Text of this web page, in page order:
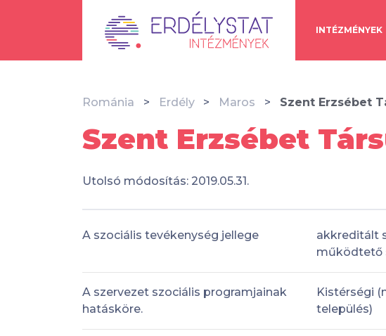
INTÉZMÉNYEK
Románia Erdély Maros Szent Erzsébet
Szent Erzsébet
Utolsó módosítás: 2019.05.31.
A szociális tevékenység jellege
akkreditált
működtető
A szervezet szociális programjainak
hatásköre.
Kistérségi
település)